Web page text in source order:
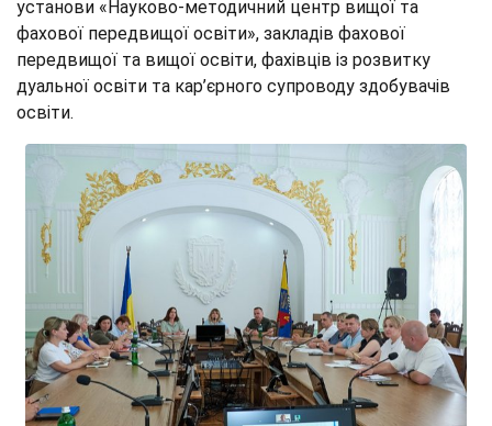
установи «Науково-методичний центр вищої та
фахової передвищої освіти», закладів фахової
передвищої та вищої освіти, фахівців із розвитку
дуальної освіти та кар’єрного супроводу здобувачів
освіти.